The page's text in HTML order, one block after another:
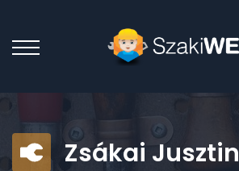
Zsákai Jusztin